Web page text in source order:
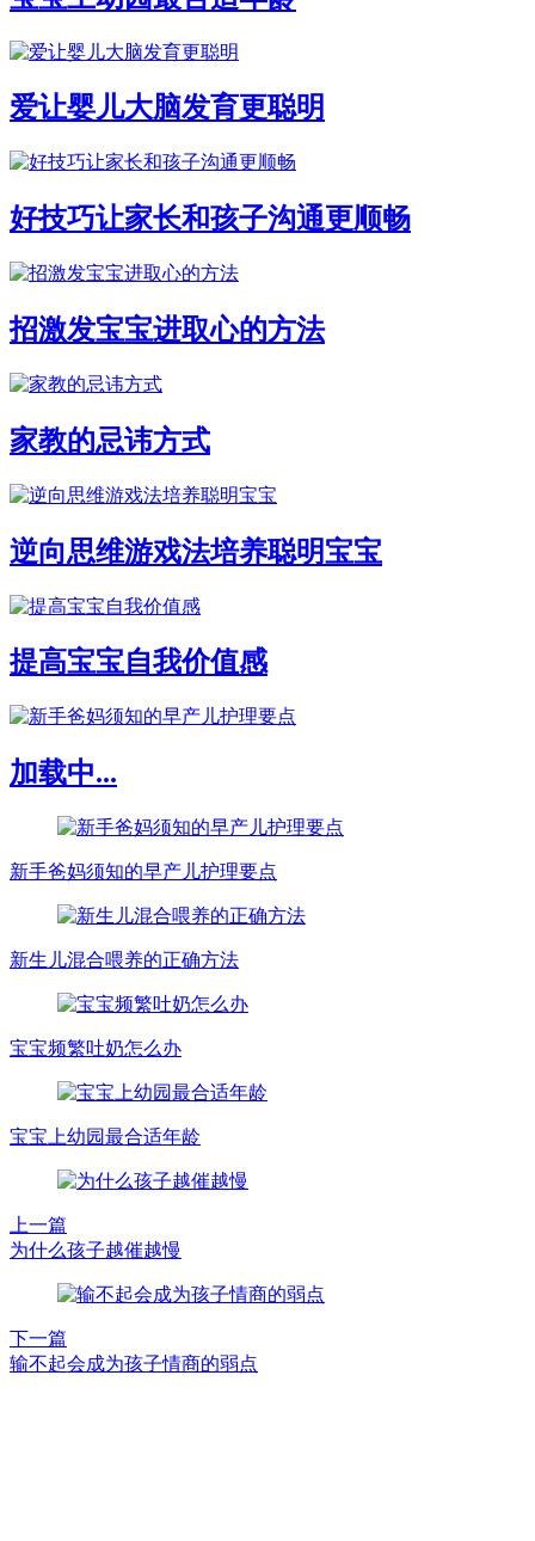
爱让婴儿大脑发育更聪明
好技巧让家长和孩子沟通更顺畅
招激发宝宝进取心的方法
家教的忌讳方式
逆向思维游戏法培养聪明宝宝
提高宝宝自我价值感
加载中...
新手爸妈须知的早产儿护理要点
新生儿混合喂养的正确方法
宝宝频繁吐奶怎么办
宝宝上幼园最合适年龄
上一篇
为什么孩子越催越慢
下一篇
输不起会成为孩子情商的弱点